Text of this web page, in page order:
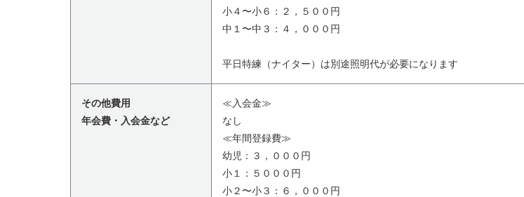
小４〜小６：２，５００円
中１〜中３：４，０００円
平日特練（ナイター）は別途照明代が必要になります
その他費用
年会費・入会金など
≪入会金≫
なし
≪年間登録費≫
幼児：３，０００円
小１：５０００円
小２〜小３：６，０００円